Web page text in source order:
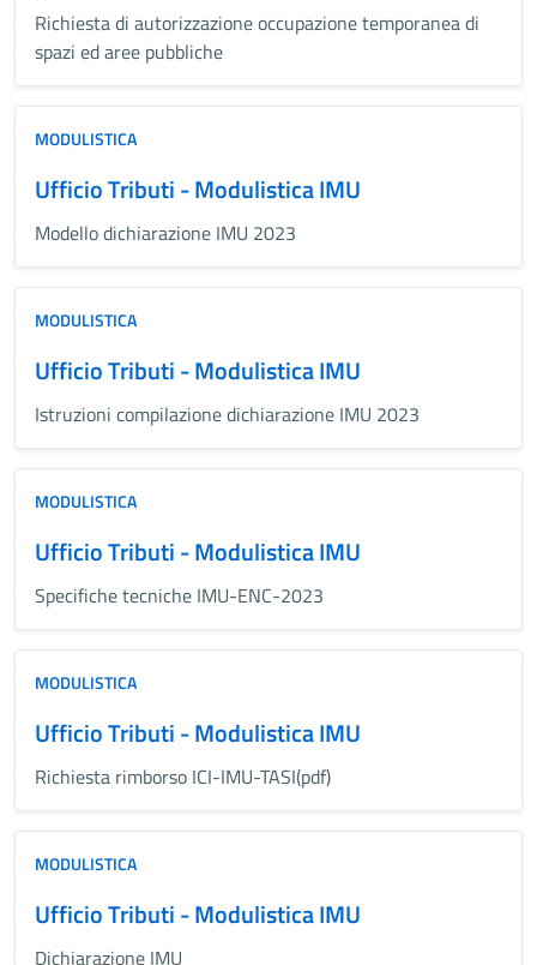
Richiesta di autorizzazione occupazione temporanea di
spazi ed aree pubbliche
MODULISTICA
Ufficio Tributi - Modulistica IMU
Modello dichiarazione IMU 2023
MODULISTICA
Ufficio Tributi - Modulistica IMU
Istruzioni compilazione dichiarazione IMU 2023
MODULISTICA
Ufficio Tributi - Modulistica IMU
Specifiche tecniche IMU-ENC-2023
MODULISTICA
Ufficio Tributi - Modulistica IMU
Richiesta rimborso ICI-IMU-TASI(pdf)
MODULISTICA
Ufficio Tributi - Modulistica IMU
Dichiarazione IMU